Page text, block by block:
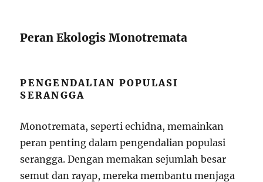
Peran Ekologis Monotremata
PENGENDALIAN POPULASI
SERANGGA
Monotremata, seperti echidna, memainkan
peran penting dalam pengendalian populasi
serangga. Dengan memakan sejumlah besar
semut dan rayap, mereka membantu menjaga